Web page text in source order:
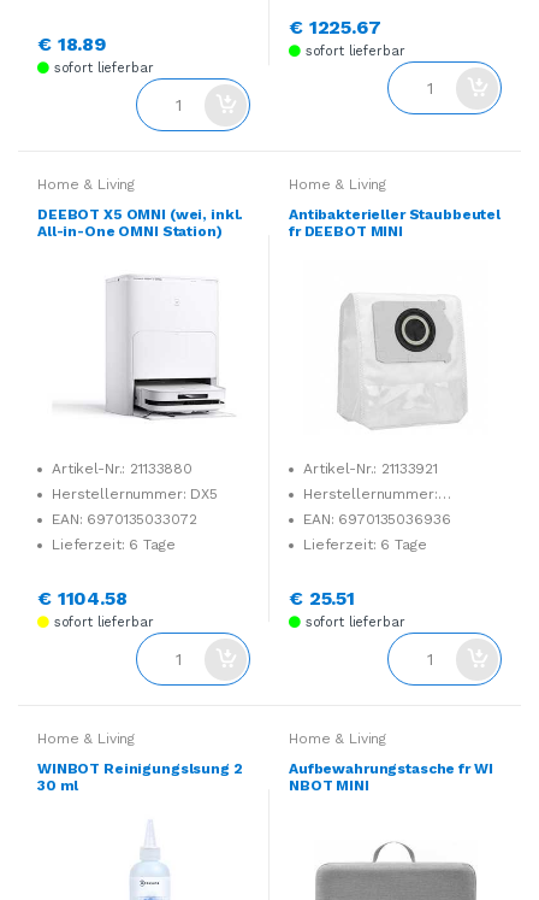
€ 18.89
sofort lieferbar
€ 1225.67
sofort lieferbar
Home & Living
DEEBOT X5 OMNI (wei, inkl.
All-in-One OMNI Station)
Artikel-Nr.: 21133880
Herstellernummer: DX5
EAN: 6970135033072
Lieferzeit: 6 Tage
€ 1104.58
sofort lieferbar
Home & Living
Antibakterieller Staubbeutel
fr DEEBOT MINI
Artikel-Nr.: 21133921
Herstellernummer:
DDB030043
EAN: 6970135036936
Lieferzeit: 6 Tage
€ 25.51
sofort lieferbar
Home & Living
WINBOT Reinigungslsung 2
30 ml
Home & Living
Aufbewahrungstasche fr WI
NBOT MINI